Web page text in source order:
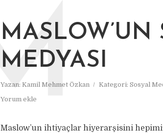
MASLOW’UN
MEDYASI
Yazan: Kamil Mehmet Özkan Kategori: Sosyal
Yorum ekle
M
Maslow’un ihtiyaçlar hiyerarşisini